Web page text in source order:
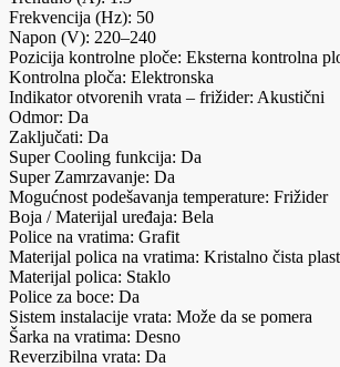
Frekvencija (Hz): 50
Napon (V): 220–240
Pozicija kontrolne ploče: Eksterna kontrolna
Kontrolna ploča: Elektronska
Indikator otvorenih vrata – frižider: Akustični
Odmor: Da
Zaključati: Da
Super Cooling funkcija: Da
Super Zamrzavanje: Da
Mogućnost podešavanja temperature: Frižider
Boja / Materijal uređaja: Bela
Police na vratima: Grafit
Materijal polica na vratima: Kristalno čista
Materijal polica: Staklo
Police za boce: Da
Sistem instalacije vrata: Može da se pomera
Šarka na vratima: Desno
Reverzibilna vrata: Da